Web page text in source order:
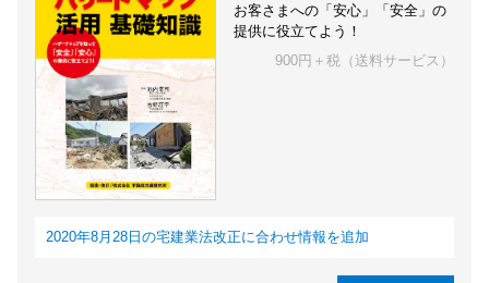
お客さまへの「安心」「安全」の
提供に役立てよう！
900円＋税（送料サービス）
2020年8月28日の宅建業法改正に合わせ情報を追加